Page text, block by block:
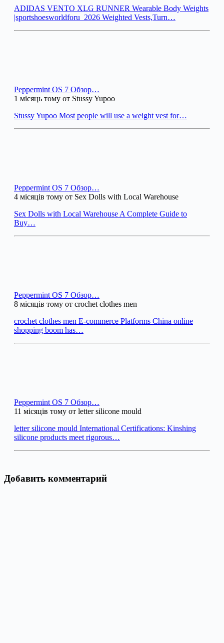
ADIDAS VENTO XLG RUNNER Wearable Body Weights
|sportshoesworldforu_2026 Weighted Vests,Turn…
Peppermint OS 7 Обзор…
1 місяць тому от Stussy Yupoo
Stussy Yupoo Most people will use a weight vest for…
Peppermint OS 7 Обзор…
4 місяців тому от Sex Dolls with Local Warehouse
Sex Dolls with Local Warehouse A Complete Guide to
Buy…
Peppermint OS 7 Обзор…
8 місяців тому от crochet clothes men
crochet clothes men E-commerce Platforms China online
shopping boom has…
Peppermint OS 7 Обзор…
11 місяців тому от letter silicone mould
letter silicone mould International Certifications: Kinshing
silicone products meet rigorous…
Добавить комментарий